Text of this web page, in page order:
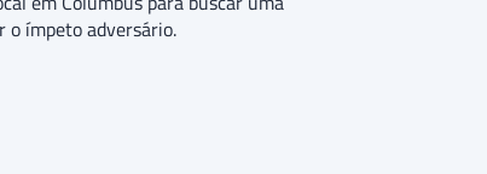
o ímpeto adversário.